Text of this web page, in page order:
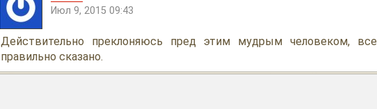
Июл 9, 2015 09:43
Действительно преклоняюсь пред этим мудрым человеком, все
правильно сказано.